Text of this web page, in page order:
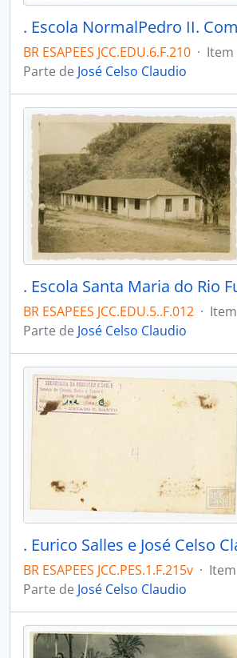
BR ESAPEES JCC.EDU.6.F.210 · Item
Parte de José Celso Claudio
BR ESAPEES JCC.EDU.5..F.012 · Item
Parte de José Celso Claudio
BR ESAPEES JCC.PES.1.F.215v · Item
Parte de José Celso Claudio